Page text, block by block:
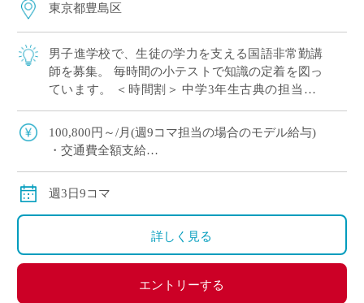
東京都豊島区
男子進学校で、生徒の学力を支える国語非常勤講
師を募集。 毎時間の小テストで知識の定着を図っ
ています。 ＜時間割＞ 中学3年生古典の担当（3
１，２，３ ＜一日のスケジュール […]
100,800円～/月(週9コマ担当の場合のモデル給与)
・交通費全額支給
いです
週3日9コマ
詳しく見る
エントリーする